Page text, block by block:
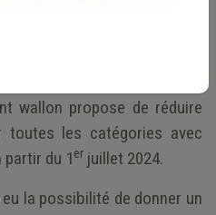
wallon propose de réduire
les catégories avec
du 1er juillet 2024.
la possibilité de donner un